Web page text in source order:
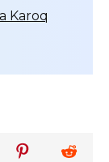
Karoq